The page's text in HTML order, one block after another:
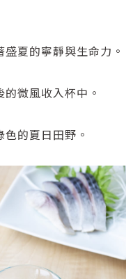
夏的寧靜與生命力。
微風收入杯中。
的夏日田野。